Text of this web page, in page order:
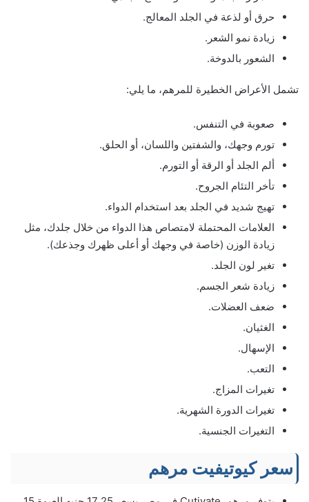
حرق أو لذعة في الجلد المعالج.
زيادة نمو الشعر.
الشعور بالدوخة.
تشمل الأعراض الخطيرة للمرهم، ما يلي:
صعوبة في التنفس.
تورم وجهك، والشفتين واللسان، أو الحلق.
ألم الجلد أو الرقة أو التورم.
تأخر التئام الجروح.
تهيج شديد في الجلد بعد استخدام الدواء.
العلامات المحتملة لامتصاص هذا الدواء من خلال جلدك، مثل
زيادة الوزن (خاصة في وجهك أو أعلى ظهرك وجذعك).
تغير لون الجلد.
زيادة شعر الجسم.
ضعف العضلات.
الغثيان.
الإسهال.
التعب.
تغيرات المزاج.
تغيرات الدورة الشهرية.
التغيرات الجنسية.
سعر كيوتيفيت مرهم